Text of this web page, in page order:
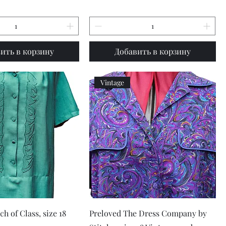
в корзину Добавить в корзину
просмотр
of Class, size 18
Быстрый просмотр
Vintage
Preloved The Dress Company by